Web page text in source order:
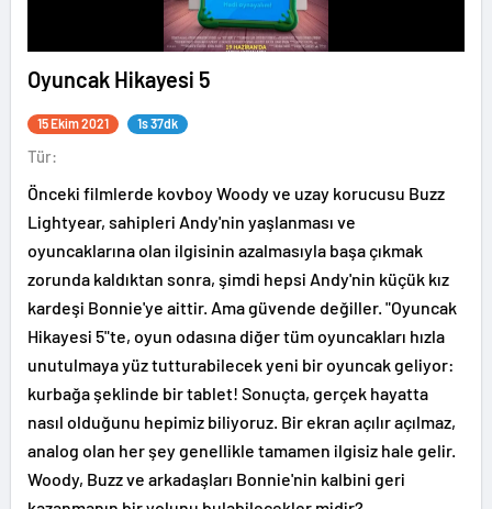
Oyuncak Hikayesi 5
15 Ekim 2021 1s 37dk
Tür:
Önceki filmlerde kovboy Woody ve uzay korucusu Buzz
Lightyear, sahipleri Andy'nin yaşlanması ve
oyuncaklarına olan ilgisinin azalmasıyla başa çıkmak
zorunda kaldıktan sonra, şimdi hepsi Andy'nin küçük kız
kardeşi Bonnie'ye aittir. Ama güvende değiller. "Oyuncak
Hikayesi 5"te, oyun odasına diğer tüm oyuncakları hızla
unutulmaya yüz tutturabilecek yeni bir oyuncak geliyor:
kurbağa şeklinde bir tablet! Sonuçta, gerçek hayatta
nasıl olduğunu hepimiz biliyoruz. Bir ekran açılır açılmaz,
analog olan her şey genellikle tamamen ilgisiz hale gelir.
Woody, Buzz ve arkadaşları Bonnie'nin kalbini geri